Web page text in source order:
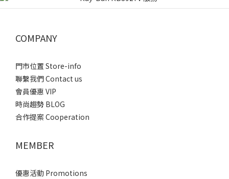
COMPANY
門市位置 Store-info
聯繫我們 Contact us
會員優惠 VIP
時尚趨勢 BLOG
合作提案 Cooperation
MEMBER
優惠活動 Promotions